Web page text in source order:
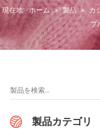
現在地: ホーム » 製品 » カ
プ
製品カテゴリ